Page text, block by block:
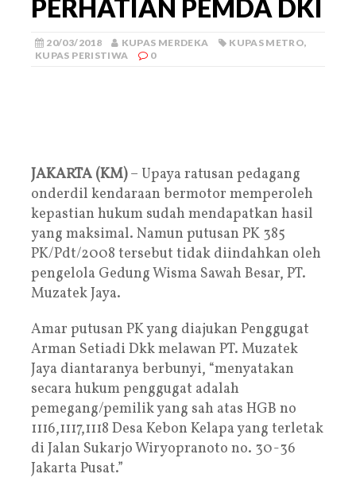
PERHATIAN PEMDA DKI
20/03/2018 KUPAS MERDEKA KUPAS METRO,
KUPAS PERISTIWA
0
JAKARTA (KM)– Upaya ratusan pedagang
onderdil kendaraan bermotor memperoleh
kepastian hukum sudah mendapatkan hasil
yang maksimal. Namun putusan PK 385
PK/Pdt/2008 tersebut tidak diindahkan oleh
pengelola Gedung Wisma Sawah Besar, PT.
Muzatek Jaya.
Amar putusan PK yang diajukan Penggugat
Arman Setiadi Dkk melawan PT. Muzatek
Jaya diantaranya berbunyi, “menyatakan
secara hukum penggugat adalah
pemegang/pemilik yang sah atas HGB no
1116,1117,1118 Desa Kebon Kelapa yang terletak
di Jalan Sukarjo Wiryopranoto no. 30-36
Jakarta Pusat.”